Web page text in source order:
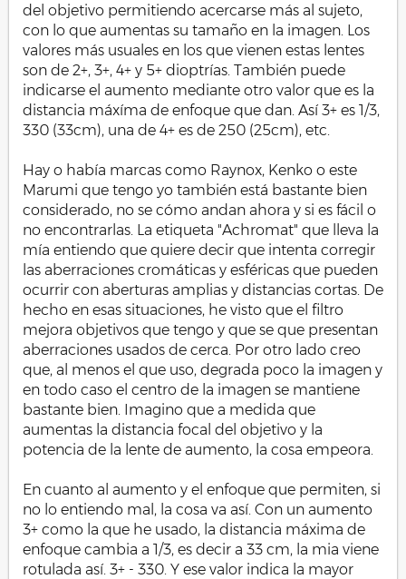
del objetivo permitiendo acercarse más al sujeto,
con lo que aumentas su tamaño en la imagen. Los
valores más usuales en los que vienen estas lentes
son de 2+, 3+, 4+ y 5+ dioptrías. También puede
indicarse el aumento mediante otro valor que es la
distancia máxíma de enfoque que dan. Así 3+ es 1/3,
330 (33cm), una de 4+ es de 250 (25cm), etc.
Hay o había marcas como Raynox, Kenko o este
Marumi que tengo yo también está bastante bien
considerado, no se cómo andan ahora y si es fácil o
no encontrarlas. La etiqueta "Achromat" que lleva la
mía entiendo que quiere decir que intenta corregir
las aberraciones cromáticas y esféricas que pueden
ocurrir con aberturas amplias y distancias cortas. De
hecho en esas situaciones, he visto que el filtro
mejora objetivos que tengo y que se que presentan
aberraciones usados de cerca. Por otro lado creo
que, al menos el que uso, degrada poco la imagen y
en todo caso el centro de la imagen se mantiene
bastante bien. Imagino que a medida que
aumentas la distancia focal del objetivo y la
potencia de la lente de aumento, la cosa empeora.
En cuanto al aumento y el enfoque que permiten, si
no lo entiendo mal, la cosa va así. Con un aumento
3+ como la que he usado, la distancia máxima de
enfoque cambia a 1/3, es decir a 33 cm, la mia viene
rotulada así. 3+ - 330. Y ese valor indica la mayor